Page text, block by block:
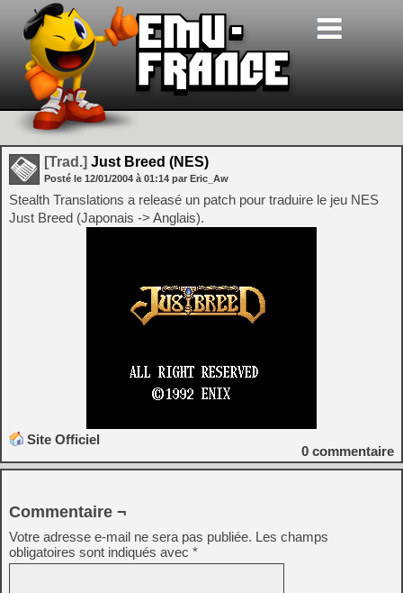
[Trad.] Just Breed (NES)
Posté le 12/01/2004 à 01:14 par Eric_Aw
Stealth Translations a releasé un patch pour traduire le jeu NES
Just Breed (Japonais -> Anglais).
Site Officiel
0 commentaire
Commentaire ¬
Votre adresse e-mail ne sera pas publiée. Les champs
obligatoires sont indiqués avec *